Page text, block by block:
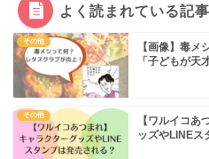
よく読まれている記事
その他
【画像】毒メ
「子どもが天
その他
【ワルイコあ
ッズやLINEス